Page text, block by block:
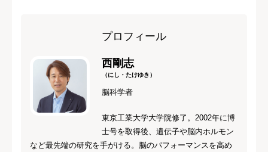
プロフィール
西剛志
（にし・たけゆき）
脳科学者
東京工業大学大学院修了。2002年に博
士号を取得後、遺伝子や脳内ホルモン
など最先端の研究を手がける。脳のパフォーマンスを高め